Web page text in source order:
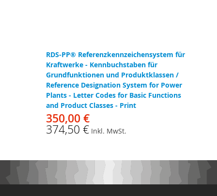
RDS-PP® Referenzkennzeichensystem für
Kraftwerke - Kennbuchstaben für
Grundfunktionen und Produktklassen /
Reference Designation System for Power
Plants - Letter Codes for Basic Functions
and Product Classes - Print
350,00 €
374,50 € Inkl. MwSt.